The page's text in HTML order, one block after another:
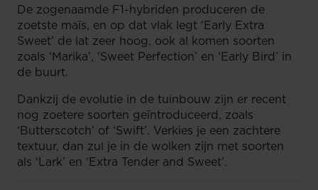
De zogenaamde F1-hybriden produceren de
zoetste maïs, en op dat vlak legt ‘Early Extra
Sweet’ de lat zeer hoog, ook al komen soorten
zoals ‘Marika’, ‘Sweet Perfection’ en ‘Early Bird’ in
de buurt.
Dankzij de evolutie in de tuinbouw zijn er recent
nog zoetere soorten geïntroduceerd, zoals
‘Butterscotch’ of ‘Swift’. Verkies je een zachtere
textuur, dan zul je in de wolken zijn met soorten
als ‘Lark’ en ‘Extra Tender and Sweet’.